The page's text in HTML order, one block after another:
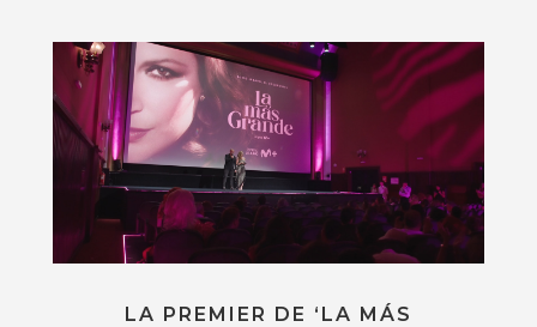
LA PREMIER DE ‘LA MÁS